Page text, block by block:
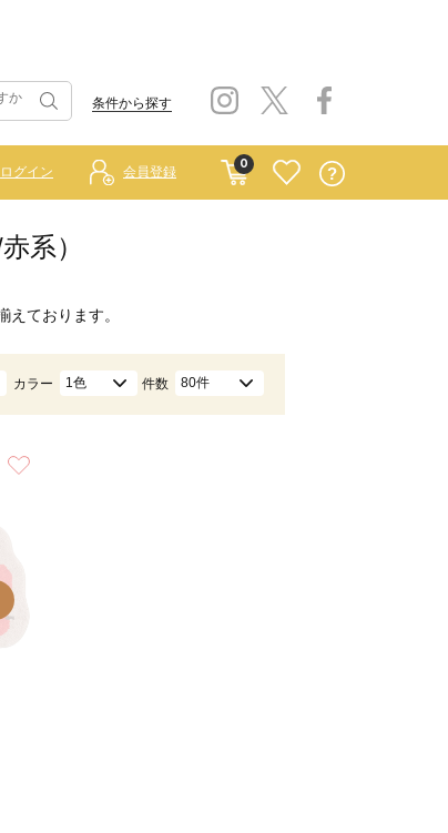
条件から探す
0
ログイン 会員登録
系）
えております。
カラー 1色 件数 80件